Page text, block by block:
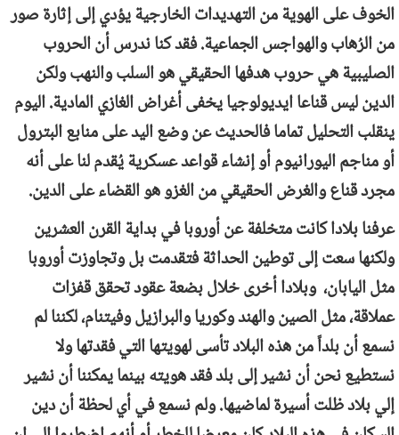
الخوف على الهوية من التهديدات الخارجية يؤدي إلى إثارة صور
من الرُهاب والهواجس الجماعية. فقد كنا ندرس أن الحروب
الصليبية هي حروب هدفها الحقيقي هو السلب والنهب ولكن
الدين ليس قناعا ايديولوجيا يخفى أغراض الغازي المادية. اليوم
ينقلب التحليل تماما فالحديث عن وضع اليد على منابع البترول
أو مناجم اليورانيوم أو إنشاء قواعد عسكرية يُقدم لنا على أنه
مجرد قناع والغرض الحقيقي من الغزو هو القضاء على الدين.
عرفنا بلادا كانت متخلفة عن أوروبا في بداية القرن العشرين
ولكنها سعت إلى توطين الحداثة فتقدمت بل وتجاوزت أوروبا
مثل اليابان، وبلادا أخرى خلال بضعة عقود تحقق قفزات
عملاقة، مثل الصين والهند وكوريا والبرازيل وفيتنام، لكننا لم
نسمع أن بلداً من هذه البلاد تأسى لهويتها التي فقدتها ولا
نستطيع نحن أن نشير إلى بلد فقد هويته بينما يمكننا أن نشير
إلي بلاد ظلت أسيرة لماضيها. ولم نسمع في أي لحظة أن دين